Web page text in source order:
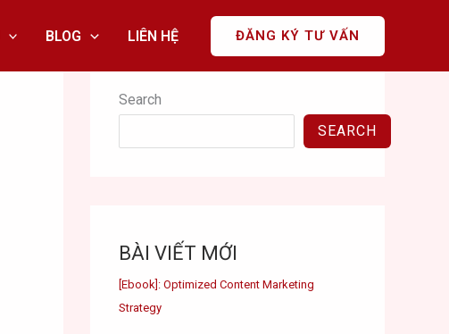
BLOG LIÊN HỆ ĐĂNG KÝ TƯ VẤN
Search
SEARCH
BÀI VIẾT MỚI
[Ebook]: Optimized Content Marketing
Strategy